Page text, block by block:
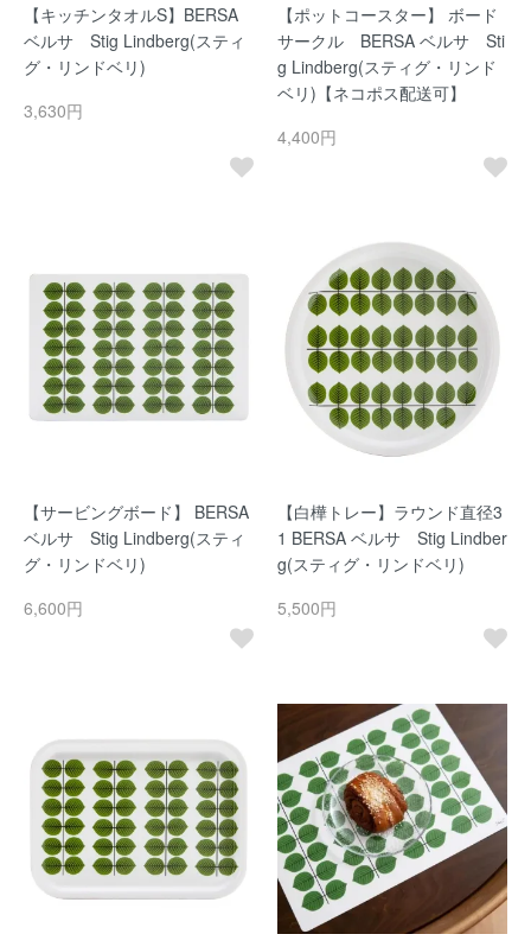
【キッチンタオルS】BERSA
ベルサ Stig Lindberg(スティ
グ・リンドベリ)
3,630円
【ポットコースター】 ボード
サークル BERSA ベルサ Sti
g Lindberg(スティグ・リンド
ベリ)【ネコポス配送可】
4,400円
【サービングボード】 BERSA
ベルサ Stig Lindberg(スティ
グ・リンドベリ)
6,600円
【白樺トレー】ラウンド直径3
1 BERSA ベルサ Stig Lindber
g(スティグ・リンドベリ)
5,500円